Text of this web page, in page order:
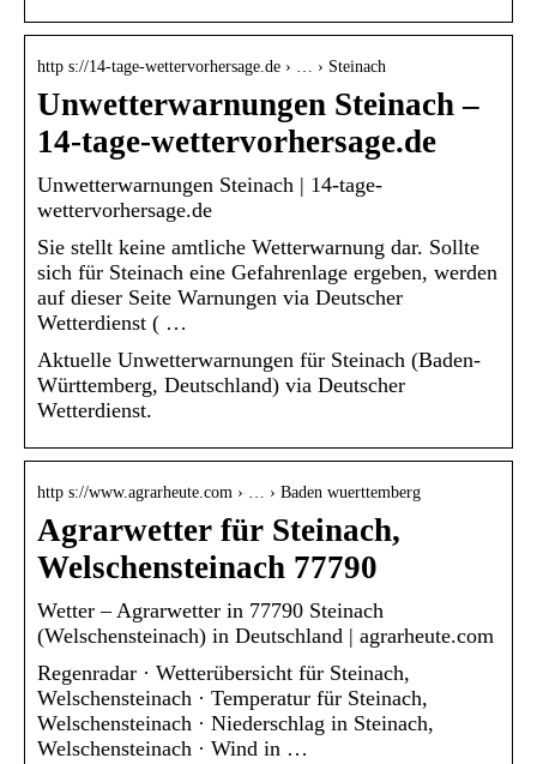
http s://14-tage-wettervorhersage.de › … › Steinach
Unwetterwarnungen Steinach –
14-tage-wettervorhersage.de
Unwetterwarnungen Steinach | 14-tage-
wettervorhersage.de
Sie stellt keine amtliche Wetterwarnung dar. Sollte
sich für Steinach eine Gefahrenlage ergeben, werden
auf dieser Seite Warnungen via Deutscher
Wetterdienst ( …
Aktuelle Unwetterwarnungen für Steinach (Baden-
Württemberg, Deutschland) via Deutscher
Wetterdienst.
http s://www.agrarheute.com › … › Baden wuerttemberg
Agrarwetter für Steinach,
Welschensteinach 77790
Wetter – Agrarwetter in 77790 Steinach
(Welschensteinach) in Deutschland | agrarheute.com
Regenradar · Wetterübersicht für Steinach,
Welschensteinach · Temperatur für Steinach,
Welschensteinach · Niederschlag in Steinach,
Welschensteinach · Wind in …